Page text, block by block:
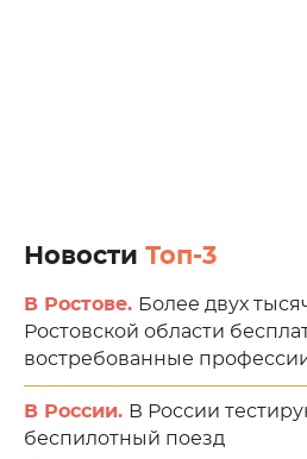
Новости Топ-3
В Ростове. Более двух
Ростовской области
востребованные
В России. В России
беспилотный поезд